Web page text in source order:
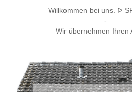
Willkommen bei uns. ᐅ
-
Wir übernehmen Ihren